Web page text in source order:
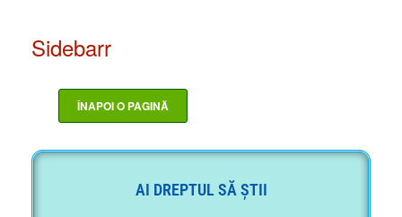
Sidebarr
AI DREPTUL SĂ ȘTII